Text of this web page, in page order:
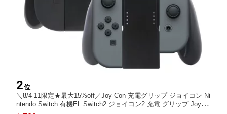
2位
＼8/4-11限定★最大15%off／Joy-Con 充電グリップ ジョイコン Ni
ntendo Switch 有機EL Switch2 ジョイコン2 充電 グリップ Joy-C